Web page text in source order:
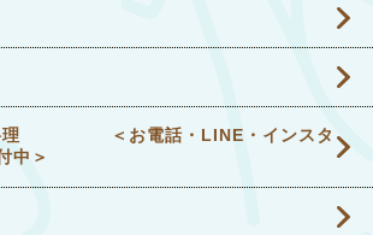
料理 ＜お電話・LINE・インスタ
中＞